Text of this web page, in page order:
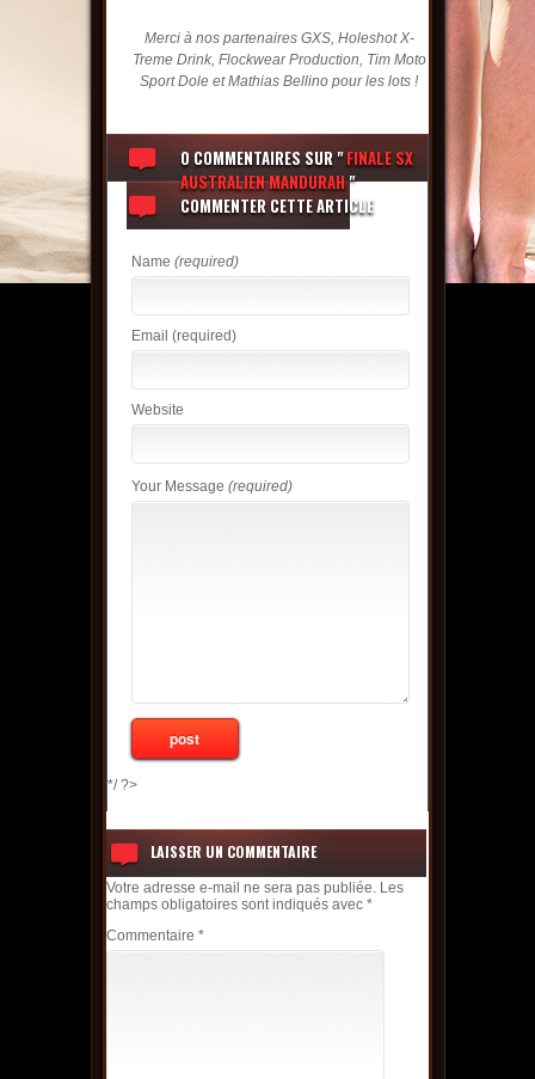
Merci à nos partenaires GXS, Holeshot X-
Treme Drink, Flockwear Production, Tim Moto
Sport Dole et Mathias Bellino pour les lots !
0 COMMENTAIRESSUR "FINALE SX
AUSTRALIEN MANDURAH"
COMMENTER CETTE ARTICLE
Name (required)
Email (required)
Website
Your Message (required)
*/ ?>
LAISSER UN COMMENTAIRE
Votre adresse e-mail ne sera pas publiée. Les
champs obligatoires sont indiqués avec *
Commentaire *